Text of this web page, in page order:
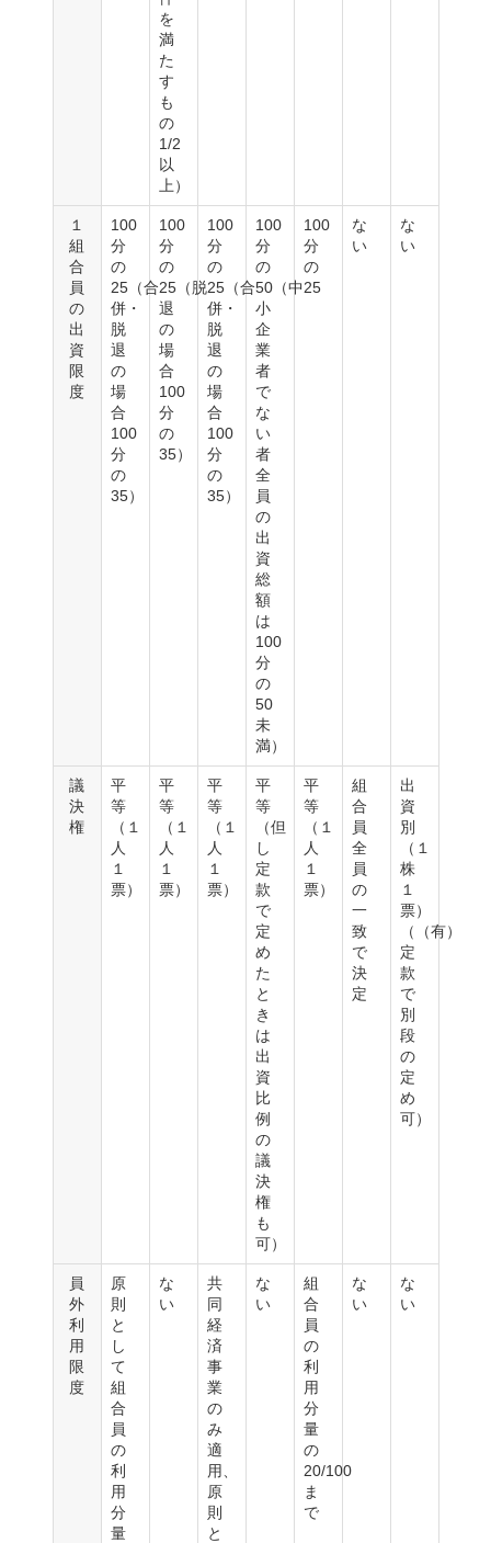
を
満
た
す
も
の
1/2
以
上）
１
組
合
員
の
出
資
限
度
100
分
の
25（合
併・
脱
退
の
場
合
100
分
の
35）
100
分
の
25（脱
退
の
場
合
100
分
の
35）
100
分
の
25（合
併・
脱
退
の
場
合
100
分
の
35）
100
分
の
50（中
小
企
業
者
で
な
い
者
全
員
の
出
資
総
額
は
100
分
の
50
未
満）
100
分
の
25
な
い
な
い
議
決
権
平
等
（１
人
１
票）
平
等
（１
人
１
票）
平
等
（１
人
１
票）
平
等
（但
し
定
款
で
定
め
た
と
き
は
出
資
比
例
の
議
決
権
も
可）
平
等
（１
人
１
票）
組
合
員
全
員
の
一
致
で
決
定
出
資
別
（１
株
１
票）
（（有）
定
款
で
別
段
の
定
め
可）
員
外
利
用
限
度
原
則
と
し
て
組
合
員
の
利
用
分
量
な
い
共
同
経
済
事
業
の
み
適
用、
原
則
と
な
い
組
合
員
の
利
用
分
量
の
20/100
ま
で
な
い
な
い